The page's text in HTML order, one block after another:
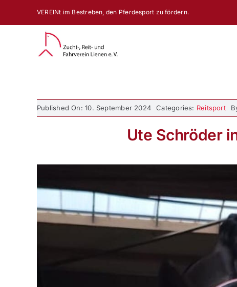
VEREINt im Bestreben, den Pferdesport zu fördern.
Published On: 10. September 2024 Categories: Reitsport
Ute Schröder